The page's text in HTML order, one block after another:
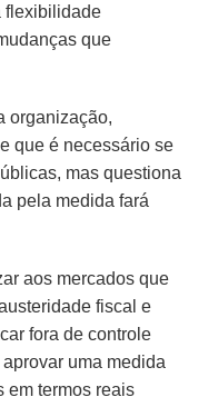
flexibilidade
que
organização,
que é necessário se
mas questiona
pela medida fará
aos mercados que
fiscal e
fora de controle
uma medida
em termos reais